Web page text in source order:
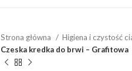
Strona główna
Higiena i czystość
Czeska kredka do brwi – Grafitowa